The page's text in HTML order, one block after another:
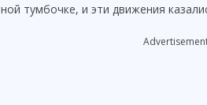
тумбочке, и эти движения